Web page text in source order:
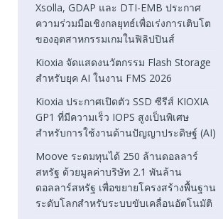
Xsolla, GDAP และ DTI-EMB ประกาศ
ความร่วมมือเชิงกลยุทธ์เพื่อเร่งการเติบโต
ของอุตสาหกรรมเกมในฟิลิปปินส์
Kioxia จัดแสดงนวัตกรรม Flash Storage
สำหรับยุค AI ในงาน FMS 2026
Kioxia ประกาศเปิดตัว SSD ซีรีส์ KIOXIA
GP1 ที่มีความเร็ว IOPS สูงเป็นพิเศษ
สำหรับการใช้งานด้านปัญญาประดิษฐ์ (AI)
Moove ระดมทุนได้ 250 ล้านดอลลาร์
สหรัฐ ด้วยมูลค่าบริษัท 2.1 พันล้าน
ดอลลาร์สหรัฐ เพื่อขยายโครงสร้างพื้นฐาน
ระดับโลกสำหรับระบบขับเคลื่อนอัตโนมัติ